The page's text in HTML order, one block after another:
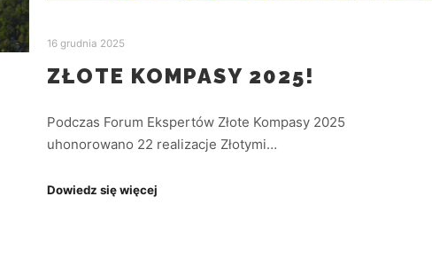
16 grudnia 2025
ZŁOTE KOMPASY 2025!
Podczas Forum Ekspertów Złote Kompasy 2025
uhonorowano 22 realizacje Złotymi…
Dowiedz się więcej